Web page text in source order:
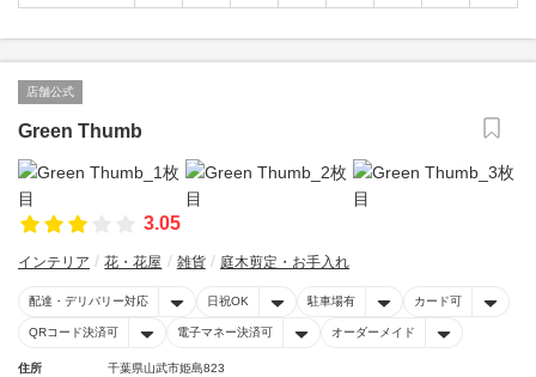
店舗公式
Green Thumb
3.05
インテリア 花・花屋 雑貨 庭木剪定・お手入れ
配達・デリバリー対応 日祝OK 駐車場有 カード可
QRコード決済可 電子マネー決済可 オーダーメイド
住所
千葉県山武市姫島823